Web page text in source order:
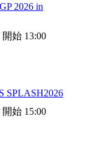
2026 in
開始 13:00
SPLASH2026
開始 15:00